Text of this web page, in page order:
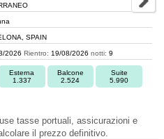
SPAIN
2026 Rientro: 19/08/2026 notti: 9
Esterna
1.337
Balcone
2.524
Suite
5.990
tasse portuali, assicurazioni e
il prezzo definitivo.